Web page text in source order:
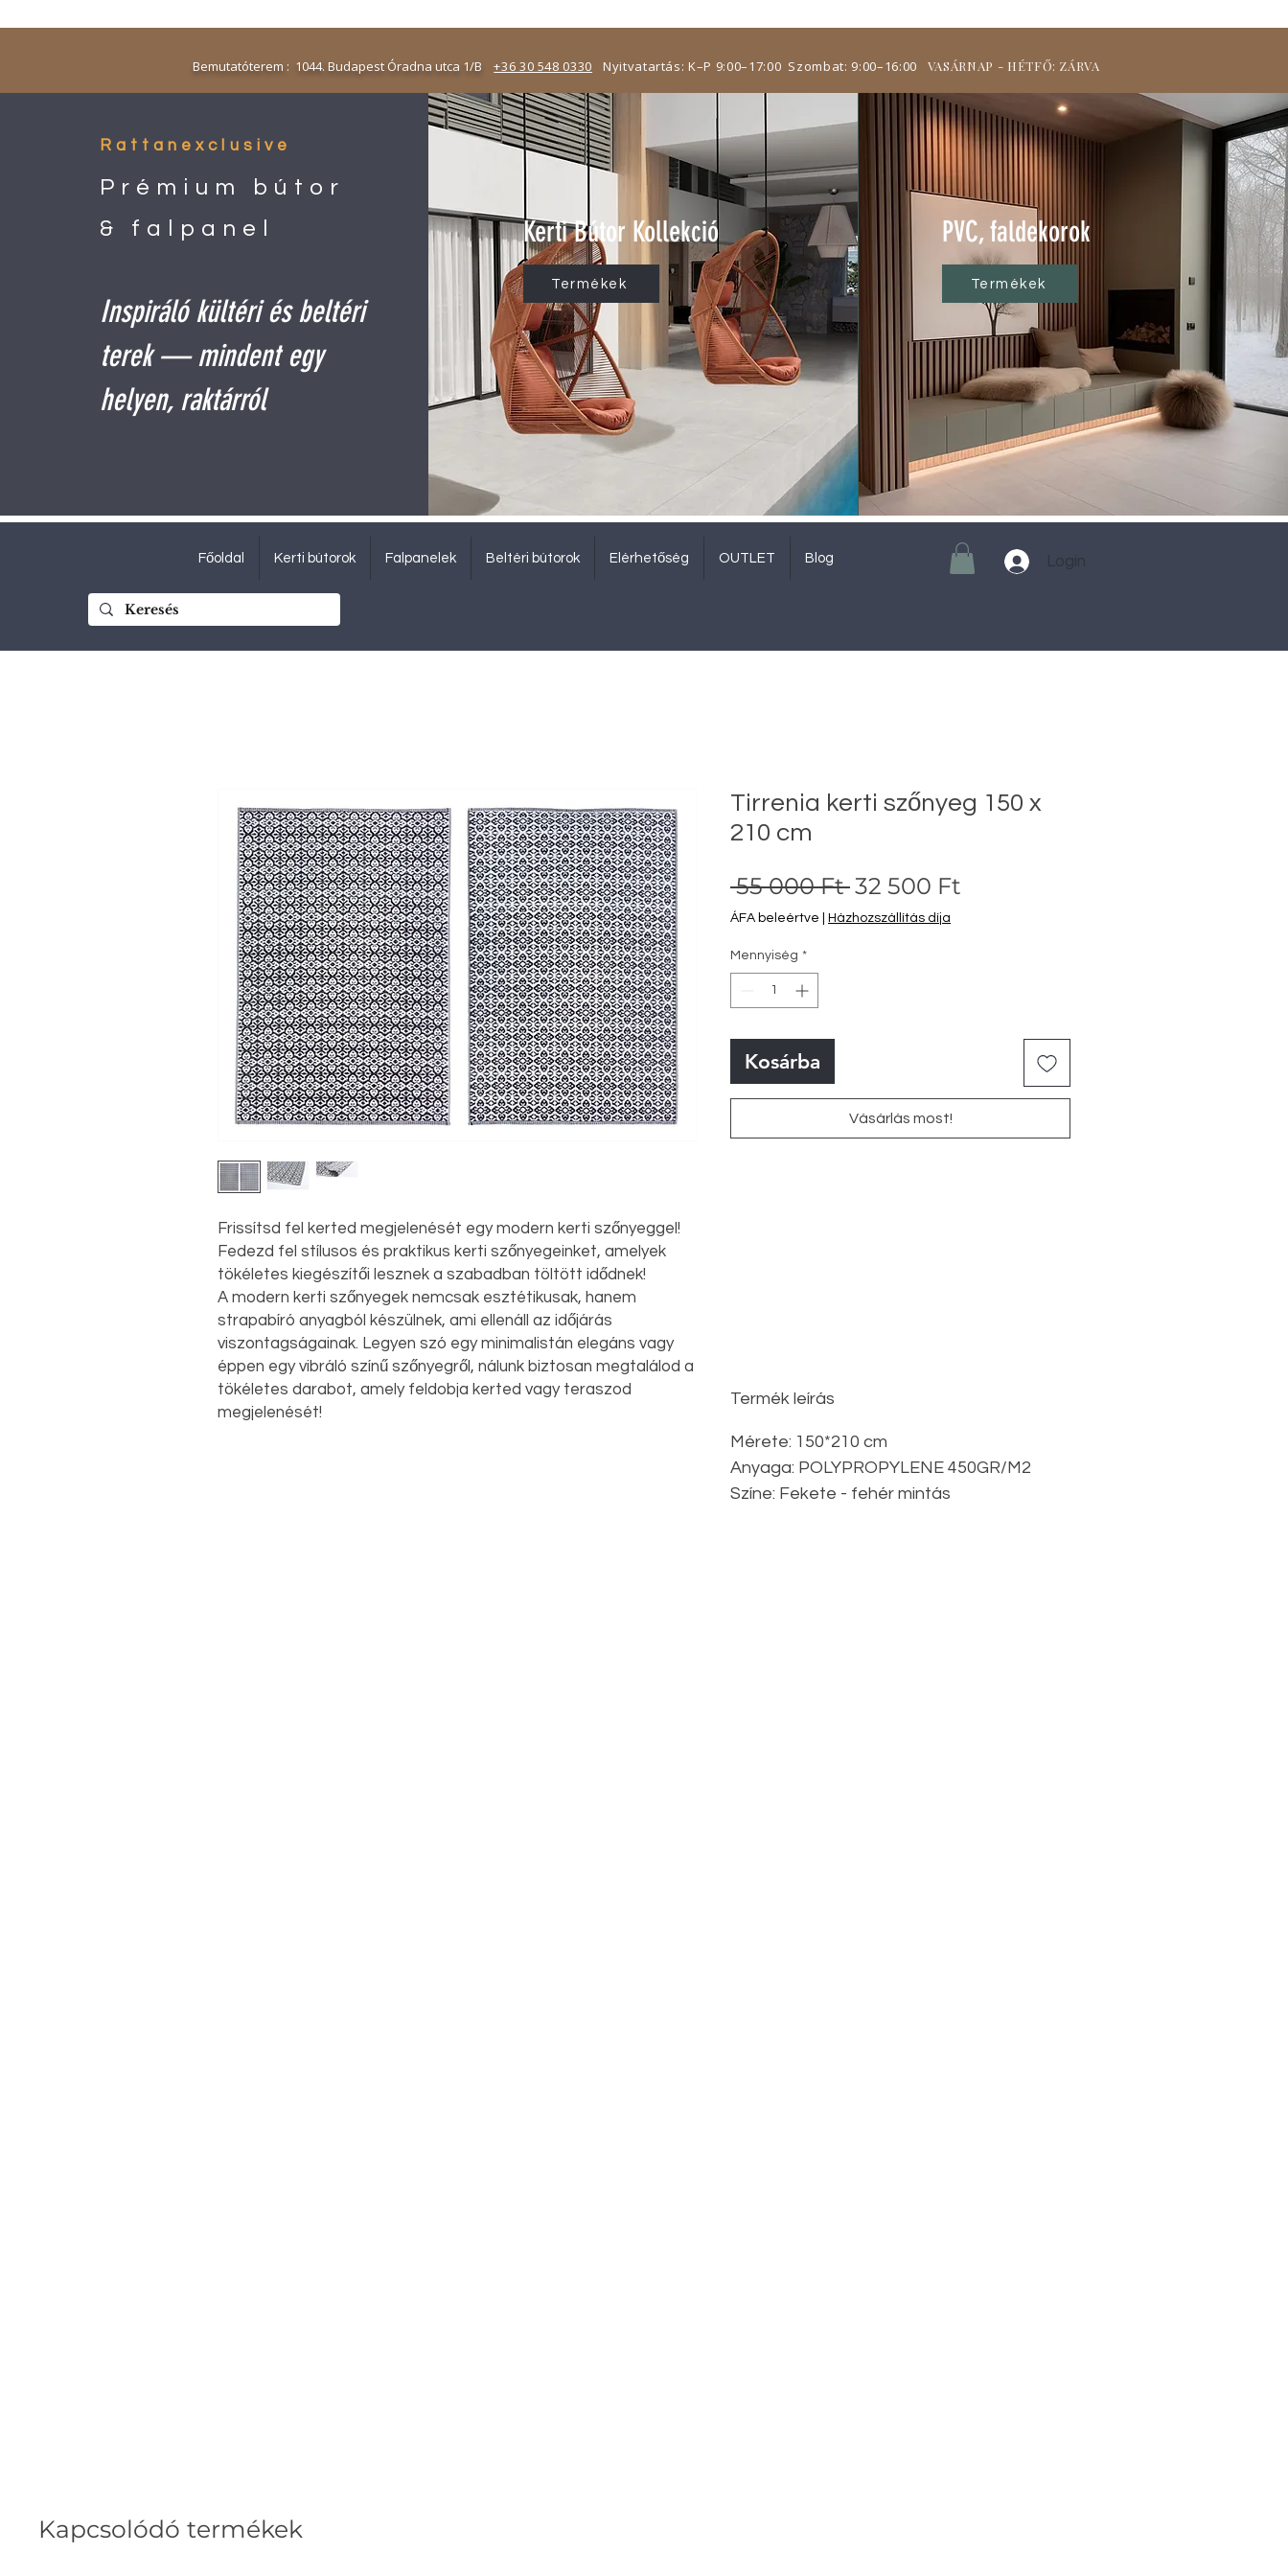
Bemutatóterem : 1044. Budapest Óradna utca 1/B+36 30 548 0330 Nyitvatartás: K–P 9:00–17:00 Szombat: 9:00–16:00 VASÁRNAP - HÉTFŐ: ZÁRVA
Rattanexclusive
Prémium bútor
& falpanel
Inspiráló kültéri és beltéri
terek — mindent egy
helyen, raktárról
Kerti Bútor Kollekció
Termékek
PVC, faldekorok
Termékek
Login
Főoldal Kerti bútorok Falpanelek Beltéri bútorok Elérhetőség OUTLET Blog
Frissítsd fel kerted megjelenését egy modern kerti szőnyeggel!
Fedezd fel stílusos és praktikus kerti szőnyegeinket, amelyek
tökéletes kiegészítői lesznek a szabadban töltött idődnek!
A modern kerti szőnyegek nemcsak esztétikusak, hanem
strapabíró anyagból készülnek, ami ellenáll az időjárás
viszontagságainak. Legyen szó egy minimalistán elegáns vagy
éppen egy vibráló színű szőnyegről, nálunk biztosan megtalálod a
tökéletes darabot, amely feldobja kerted vagy teraszod
megjelenését!
Tirrenia kerti szőnyeg 150 x
210 cm
55 000 Ft Szokásos
ár
32 500 Ft
ÁFA beleértve Házhozszállítás díja
Mennyiség *
Kosárba
Vásárlás most!
Termék leírás
Mérete: 150*210 cm
Anyaga: POLYPROPYLENE 450GR/M2
Színe: Fekete - fehér mintás
Kapcsolódó termékek